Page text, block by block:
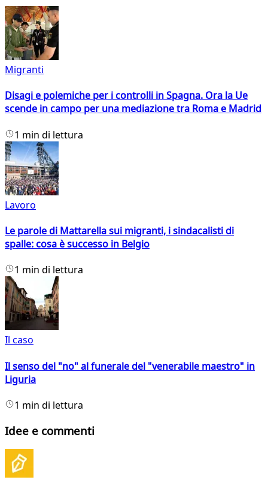
Migranti
Disagi e polemiche per i controlli in Spagna. Ora la Ue
scende in campo per una mediazione tra Roma e Madrid
1 min di lettura
Lavoro
Le parole di Mattarella sui migranti, i sindacalisti di
spalle: cosa è successo in Belgio
1 min di lettura
Il caso
Il senso del "no" al funerale del "venerabile maestro" in
Liguria
1 min di lettura
Idee e commenti